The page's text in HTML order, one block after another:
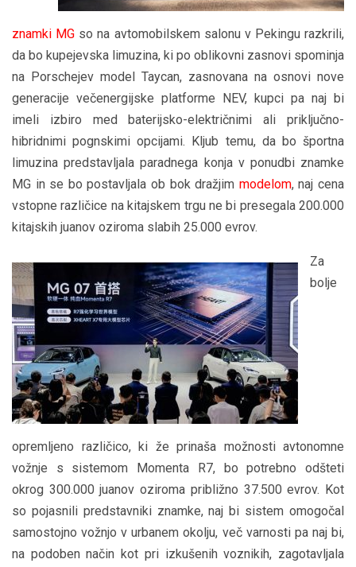
znamki MG so na avtomobilskem salonu v Pekingu razkrili,
da bo kupejevska limuzina, ki po oblikovni zasnovi spominja
na Porschejev model Taycan, zasnovana na osnovi nove
generacije večenergijske platforme NEV, kupci pa naj bi
imeli izbiro med baterijsko-električnimi ali priključno-
hibridnimi pognskimi opcijami. Kljub temu, da bo športna
limuzina predstavljala paradnega konja v ponudbi znamke
MG in se bo postavljala ob bok dražjim modelom, naj cena
vstopne različice na kitajskem trgu ne bi presegala 200.000
kitajskih juanov oziroma slabih 25.000 evrov.
Za
bolje
opremljeno različico, ki že prinaša možnosti avtonomne
vožnje s sistemom Momenta R7, bo potrebno odšteti
okrog 300.000 juanov oziroma približno 37.500 evrov. Kot
so pojasnili predstavniki znamke, naj bi sistem omogočal
samostojno vožnjo v urbanem okolju, več varnosti pa naj bi,
na podoben način kot pri izkušenih voznikih, zagotavljala